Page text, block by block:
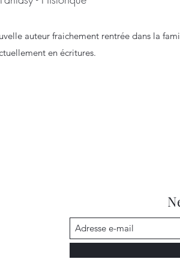
auteur fraichement rentrée dans la
en écritures.